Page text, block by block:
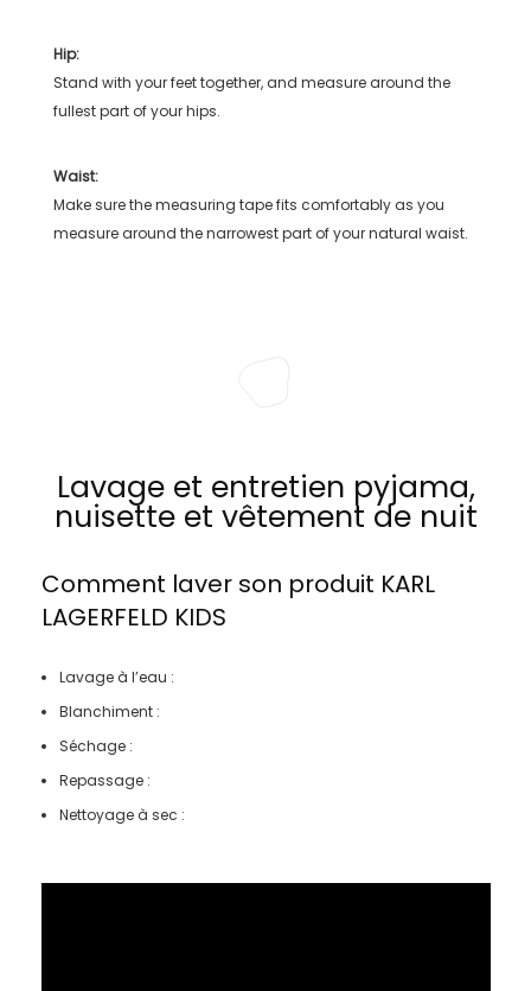
Hip:
Stand with your feet together, and measure around the
fullest part of your hips.
Waist:
Make sure the measuring tape fits comfortably as you
measure around the narrowest part of your natural waist.
Lavage et entretien pyjama,
nuisette et vêtement de nuit
Comment laver son produit KARL
LAGERFELD KIDS
Lavage à l’eau :
Blanchiment :
Séchage :
Repassage :
Nettoyage à sec :